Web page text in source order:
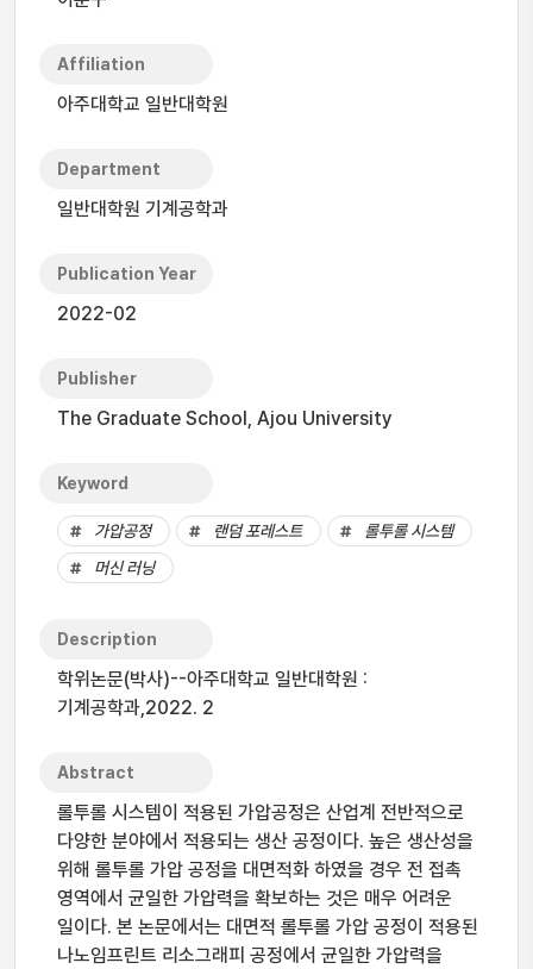
Affiliation
아주대학교 일반대학원
Department
일반대학원 기계공학과
Publication Year
2022-02
Publisher
The Graduate School, Ajou University
Keyword
가압공정 랜덤 포레스트
롤투롤 시스템
머신 러닝
Description
학위논문(박사)--아주대학교 일반대학원 :
기계공학과,2022. 2
Abstract
롤투롤 시스템이 적용된 가압공정은 산업계 전반적으로
다양한 분야에서 적용되는 생산 공정이다. 높은 생산성을
위해 롤투롤 가압 공정을 대면적화 하였을 경우 전 접촉
영역에서 균일한 가압력을 확보하는 것은 매우 어려운
일이다. 본 논문에서는 대면적 롤투롤 가압 공정이 적용된
나노임프린트 리소그래피 공정에서 균일한 가압력을